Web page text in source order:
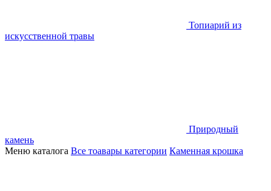
Топиарий из
искусственной травы
Природный
камень
Меню каталога Все тоавары категории Каменная крошка